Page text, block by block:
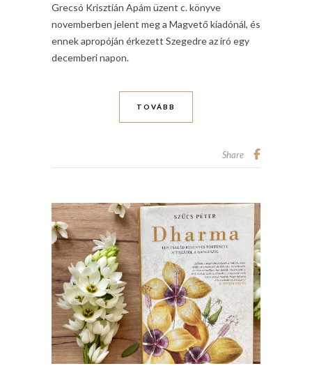
Grecsó Krisztián Apám üzent c. könyve
novemberben jelent meg a Magvető kiadónál, és
ennek apropóján érkezett Szegedre az író egy
decemberi napon.
TOVÁBB
Share